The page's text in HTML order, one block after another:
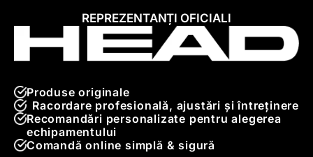
REPREZENTANȚI OFICIALI
Produse originale
Racordare profesională, ajustări și întreținere
Recomandări personalizate pentru alegerea
echipamentului
Comandă online simplă & sigură